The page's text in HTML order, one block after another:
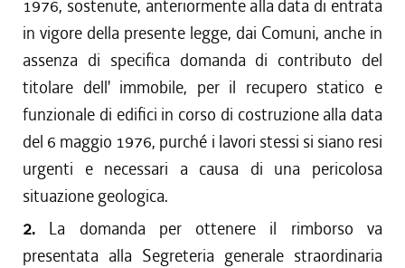
1976, sostenute, anteriormente alla data di entrata
in vigore della presente legge, dai Comuni, anche in
assenza di specifica domanda di contributo del
titolare dell' immobile, per il recupero statico e
funzionale di edifici in corso di costruzione alla data
del 6 maggio 1976, purché i lavori stessi si siano resi
urgenti e necessari a causa di una pericolosa
situazione geologica.
2. La domanda per ottenere il rimborso va
presentata alla Segreteria generale straordinaria